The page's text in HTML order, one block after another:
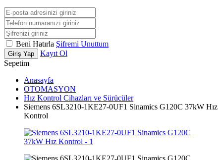
Beni Hatırla Şifremi Unuttum
Giriş Yap
Kayıt Ol
Sepetim
Anasayfa
OTOMASYON
Hız Kontrol Cihazları ve Sürücüler
Siemens 6SL3210-1KE27-0UF1 Sinamics G120C 37kW Hız
Kontrol